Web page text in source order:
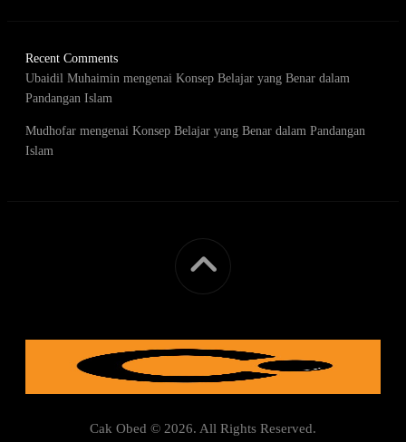
Recent Comments
Ubaidil Muhaimin mengenai Konsep Belajar yang Benar dalam
Pandangan Islam
Mudhofar mengenai Konsep Belajar yang Benar dalam Pandangan
Islam
Cak Obed © 2026. All Rights Reserved.